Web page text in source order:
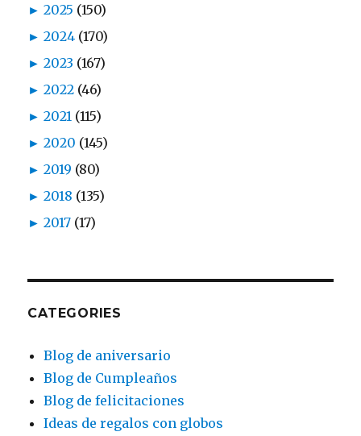
► 2025 (150)
► 2024 (170)
► 2023 (167)
► 2022 (46)
► 2021 (115)
► 2020 (145)
► 2019 (80)
► 2018 (135)
► 2017 (17)
CATEGORIES
Blog de aniversario
Blog de Cumpleaños
Blog de felicitaciones
Ideas de regalos con globos